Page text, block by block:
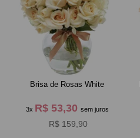
Brisa de Rosas White
3x R$ 53,30 sem juros
R$ 159,90